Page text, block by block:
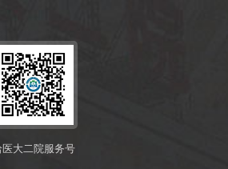
医大二院服务号